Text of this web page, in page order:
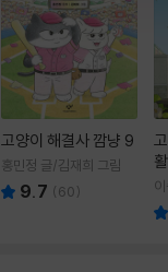
고양이 해결사 깜냥 9
홍민정 글/김재희 그림
9.7 (60)